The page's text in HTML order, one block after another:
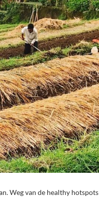
Weg van de healthy hotspots